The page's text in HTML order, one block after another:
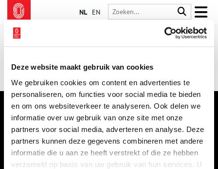
Deze website maakt gebruik van cookies
We gebruiken cookies om content en advertenties te
personaliseren, om functies voor social media te bieden
en om ons websiteverkeer te analyseren. Ook delen we
informatie over uw gebruik van onze site met onze
partners voor social media, adverteren en analyse. Deze
partners kunnen deze gegevens combineren met andere
informatie die u aan ze heeft verstrekt of die ze hebben
verzameld op basis van uw gebruik van hun services. U
NL EN
VERHALEN
NIEUWS
KALENDER